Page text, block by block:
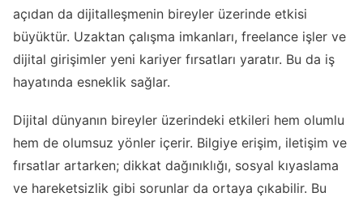
açıdan da dijitalleşmenin bireyler üzerinde etkisi
büyüktür. Uzaktan çalışma imkanları, freelance işler ve
dijital girişimler yeni kariyer fırsatları yaratır. Bu da iş
hayatında esneklik sağlar.
Dijital dünyanın bireyler üzerindeki etkileri hem olumlu
hem de olumsuz yönler içerir. Bilgiye erişim, iletişim ve
fırsatlar artarken; dikkat dağınıklığı, sosyal kıyaslama
ve hareketsizlik gibi sorunlar da ortaya çıkabilir. Bu